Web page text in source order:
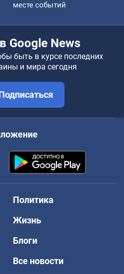
месте событий
Google News
быть в курсе последних
и мира сегодня
Политика
Жизнь
Блоги
Все новости